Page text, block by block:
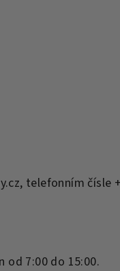
telefonním čísle
od 7:00 do 15:00.